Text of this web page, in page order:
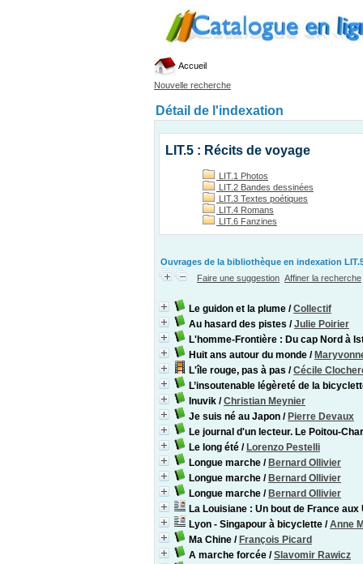
Accueil
Nouvelle recherche
Détail de l'indexation
LIT.5 : Récits de voyage
LIT.1 Photos
LIT.2 Bandes dessinées
LIT.3 Textes poétiques
LIT.4 Romans
LIT.6 Fanzines
Ouvrages de la bibliothèque en indexation
Faire une suggestion Affiner la recherche
Le guidon et la plume /Collectif
Au hasard des pistes /Julie Poirier
L'homme-Frontière : Du cap Nord à
Huit ans autour du monde /
L'île rouge, pas à pas /Cécile
L’insoutenable légèreté de la
Inuvik /Christian Meynier
Je suis né au Japon / Pierre Devaux
Le journal d'un lecteur. Le Poitou-
Le long été / Lorenzo Pestelli
Longue marche / Bernard Ollivier
Longue marche / Bernard Ollivier
Longue marche / Bernard Ollivier
La Louisiane : Un bout de France aux
Lyon - Singapour à bicyclette /Anne
Ma Chine / François Picard
A marche forcée /Slavomir Rawicz